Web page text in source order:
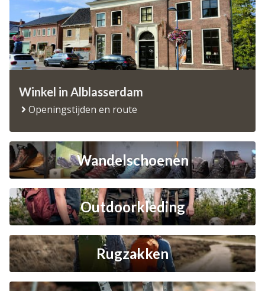
Winkel in Alblasserdam
Openingstijden en route
Wandelschoenen
Outdoorkleding
Rugzakken